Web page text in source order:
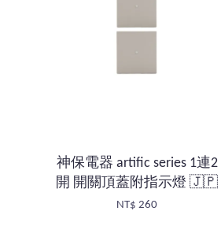
神保電器 artific series 1連2
開 開關頂蓋附指示燈 🇯🇵
NT$ 260